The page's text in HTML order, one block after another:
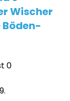
Wischer
0